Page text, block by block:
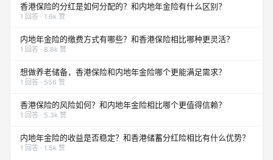
香港保险的分红是如何分配的？和内地年金险有什么区别？
1 回答 · 1.6k 赞
内地年金险的缴费方式有哪些？和香港保险相比哪种更灵活？
1 回答 · 8.8k 赞
想做养老储备，香港保险和内地年金险哪个更能满足需求？
1 回答 · 556 赞
香港保险的风险如何？和内地年金险相比哪个更值得信赖？
1 回答 · 5.3k 赞
内地年金险的收益是否稳定？和香港储蓄分红险相比有什么优势？
1 回答 · 1.5k 赞